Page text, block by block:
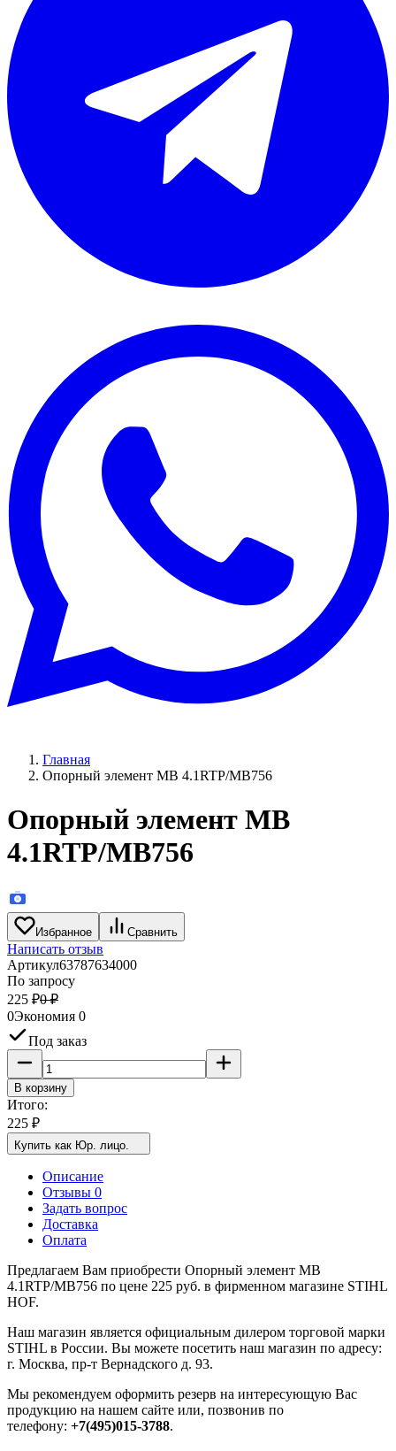
Главная
Опорный элемент MB 4.1RTP/MB756
Опорный элемент MB
4.1RTP/MB756
Избранное Сравнить
Написать отзыв
Артикул63787634000
По запросу
225 ₽0 ₽
0Экономия 0
Под заказ
В корзину
Итого:
225 ₽
Купить как Юр. лицо.
Описание
Отзывы 0
Задать вопрос
Доставка
Оплата
Предлагаем Вам приобрести Опорный элемент MB
4.1RTP/MB756 по цене 225 руб. в фирменном магазине STIHL
HOF.
Наш магазин является официальным дилером торговой марки
STIHL в России. Вы можете посетить наш магазин по адресу:
г. Москва, пр-т Вернадского д. 93.
Мы рекомендуем оформить резерв на интересующую Вас
продукцию на нашем сайте или, позвонив по
телефону: +7(495)015-3788.